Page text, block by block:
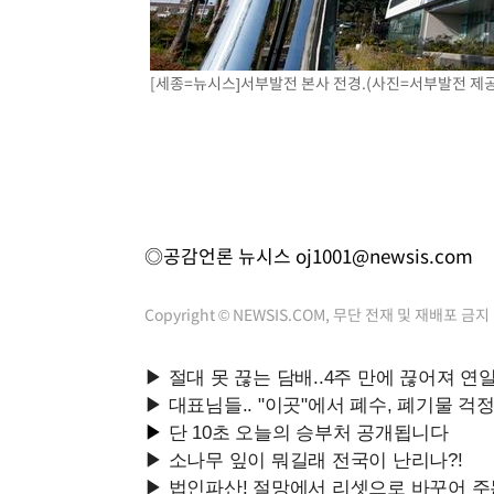
[세종=뉴시스]서부발전 본사 전경.(사진=서부발전 제
◎공감언론 뉴시스 oj1001@newsis.com
Copyright © NEWSIS.COM, 무단 전재 및 재배포 금지